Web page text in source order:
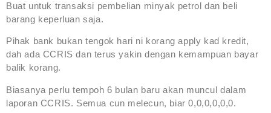
Buat untuk transaksi pembelian minyak petrol dan beli
barang keperluan saja.
Pihak bank bukan tengok hari ni korang apply kad kredit,
dah ada CCRIS dan terus yakin dengan kemampuan bayar
balik korang.
Biasanya perlu tempoh 6 bulan baru akan muncul dalam
laporan CCRIS. Semua cun melecun, biar 0,0,0,0,0,0.